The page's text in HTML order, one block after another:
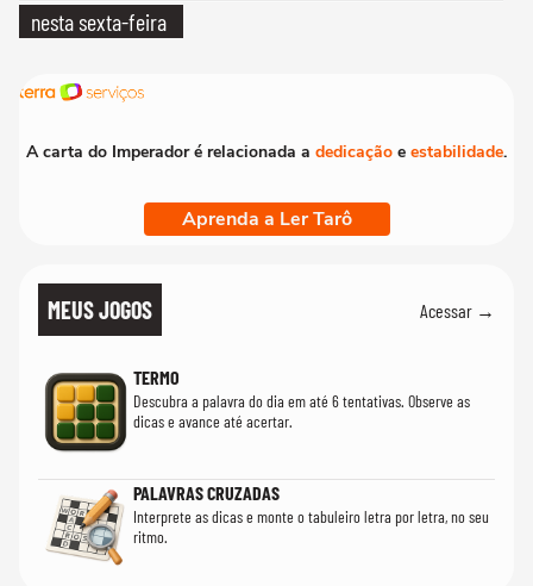
nesta sexta-feira
A carta do Imperador é relacionada a dedicação e estabilidade.
Aprenda a Ler Tarô
MEUS JOGOS Acessar →
TERMO
Descubra a palavra do dia em até 6 tentativas. Observe as
dicas e avance até acertar.
PALAVRAS CRUZADAS
Interprete as dicas e monte o tabuleiro letra por letra, no seu
ritmo.